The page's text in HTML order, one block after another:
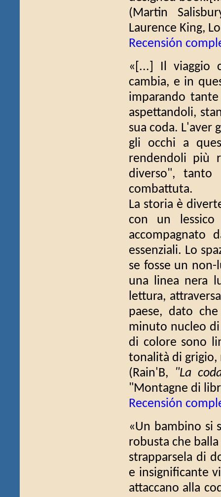
(Martin
Laurence King,
Recensión
«[...] Il viaggio
cambia, e in
imparando
aspettandoli,
sua coda. L'aver
gli occhi a
rendendoli più
diverso", tanto
combattuta.
La storia è
con un
accompagnato
essenziali. Lo
se fosse un
una linea nera
lettura,
paese, dato
minuto nucleo
di colore sono
tonalità di
(Rain'B,
"La
"Montagne di
Recensión
«Un bambino si
robusta che
strapparsela di
e insignificante
attaccano alla